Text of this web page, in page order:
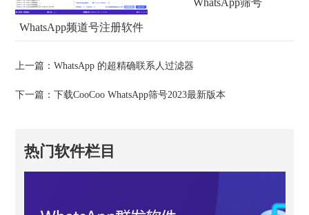
WhatsApp频道号注册软件
WhatsApp筛号
上一篇：WhatsApp 的超精确联系人过滤器
下一篇：下载CooCoo WhatsApp筛号2023最新版本
热门软件栏目